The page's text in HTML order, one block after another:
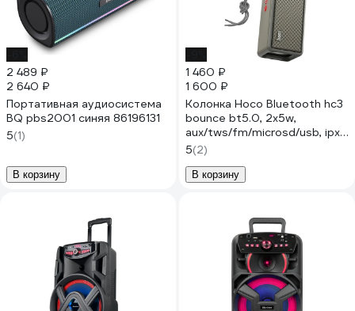
2 489 ₽
2 640 ₽
Портативная аудиосистема
BQ pbs2001 синяя 86196131
5(1)
В корзину
1 460 ₽
1 600 ₽
Колонка Hoco Bluetooth hc3
bounce bt5.0, 2x5w,
aux/tws/fm/microsd/usb, ipx4
серый 0L-00050219
5(2)
В корзину